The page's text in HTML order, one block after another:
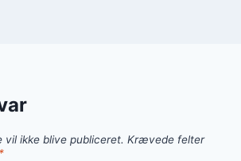
vil ikke blive publiceret. Krævede felter
*